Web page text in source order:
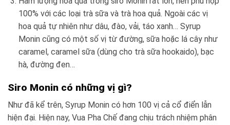
100% với các loại trà sữa và trà hoa quả. Ngoài các vị
hoa quả tự nhiên như dâu, đào, vải, táo xanh… Syrup
Monin cũng có một số vị từ đường, sữa hoặc lá cây như
caramel, caramel sữa (dùng cho trà sữa hookaido), bạc
hà, đường đen…
Siro Monin có những vị gì?
Như đã kể trên, Syrup Monin có hơn 100 vị cả cổ điển lẫn
hiện đại. Hiện nay, Vua Pha Chế đang chịu trách nhiệm phân